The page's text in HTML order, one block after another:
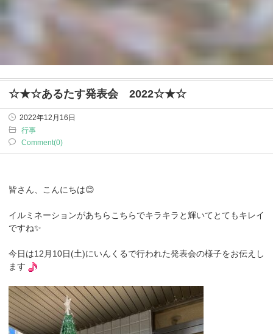
☆★☆あるたす発表会 2022☆★☆
2022年12月16日
行事
Comment(0)
皆さん、こんにちは😊
イルミネーションがあちらこちらでキラキラと輝いてとてもキレイ
ですね✨
今日は12月10日(土)にいんくるで行われた発表会の様子をお伝えし
ます